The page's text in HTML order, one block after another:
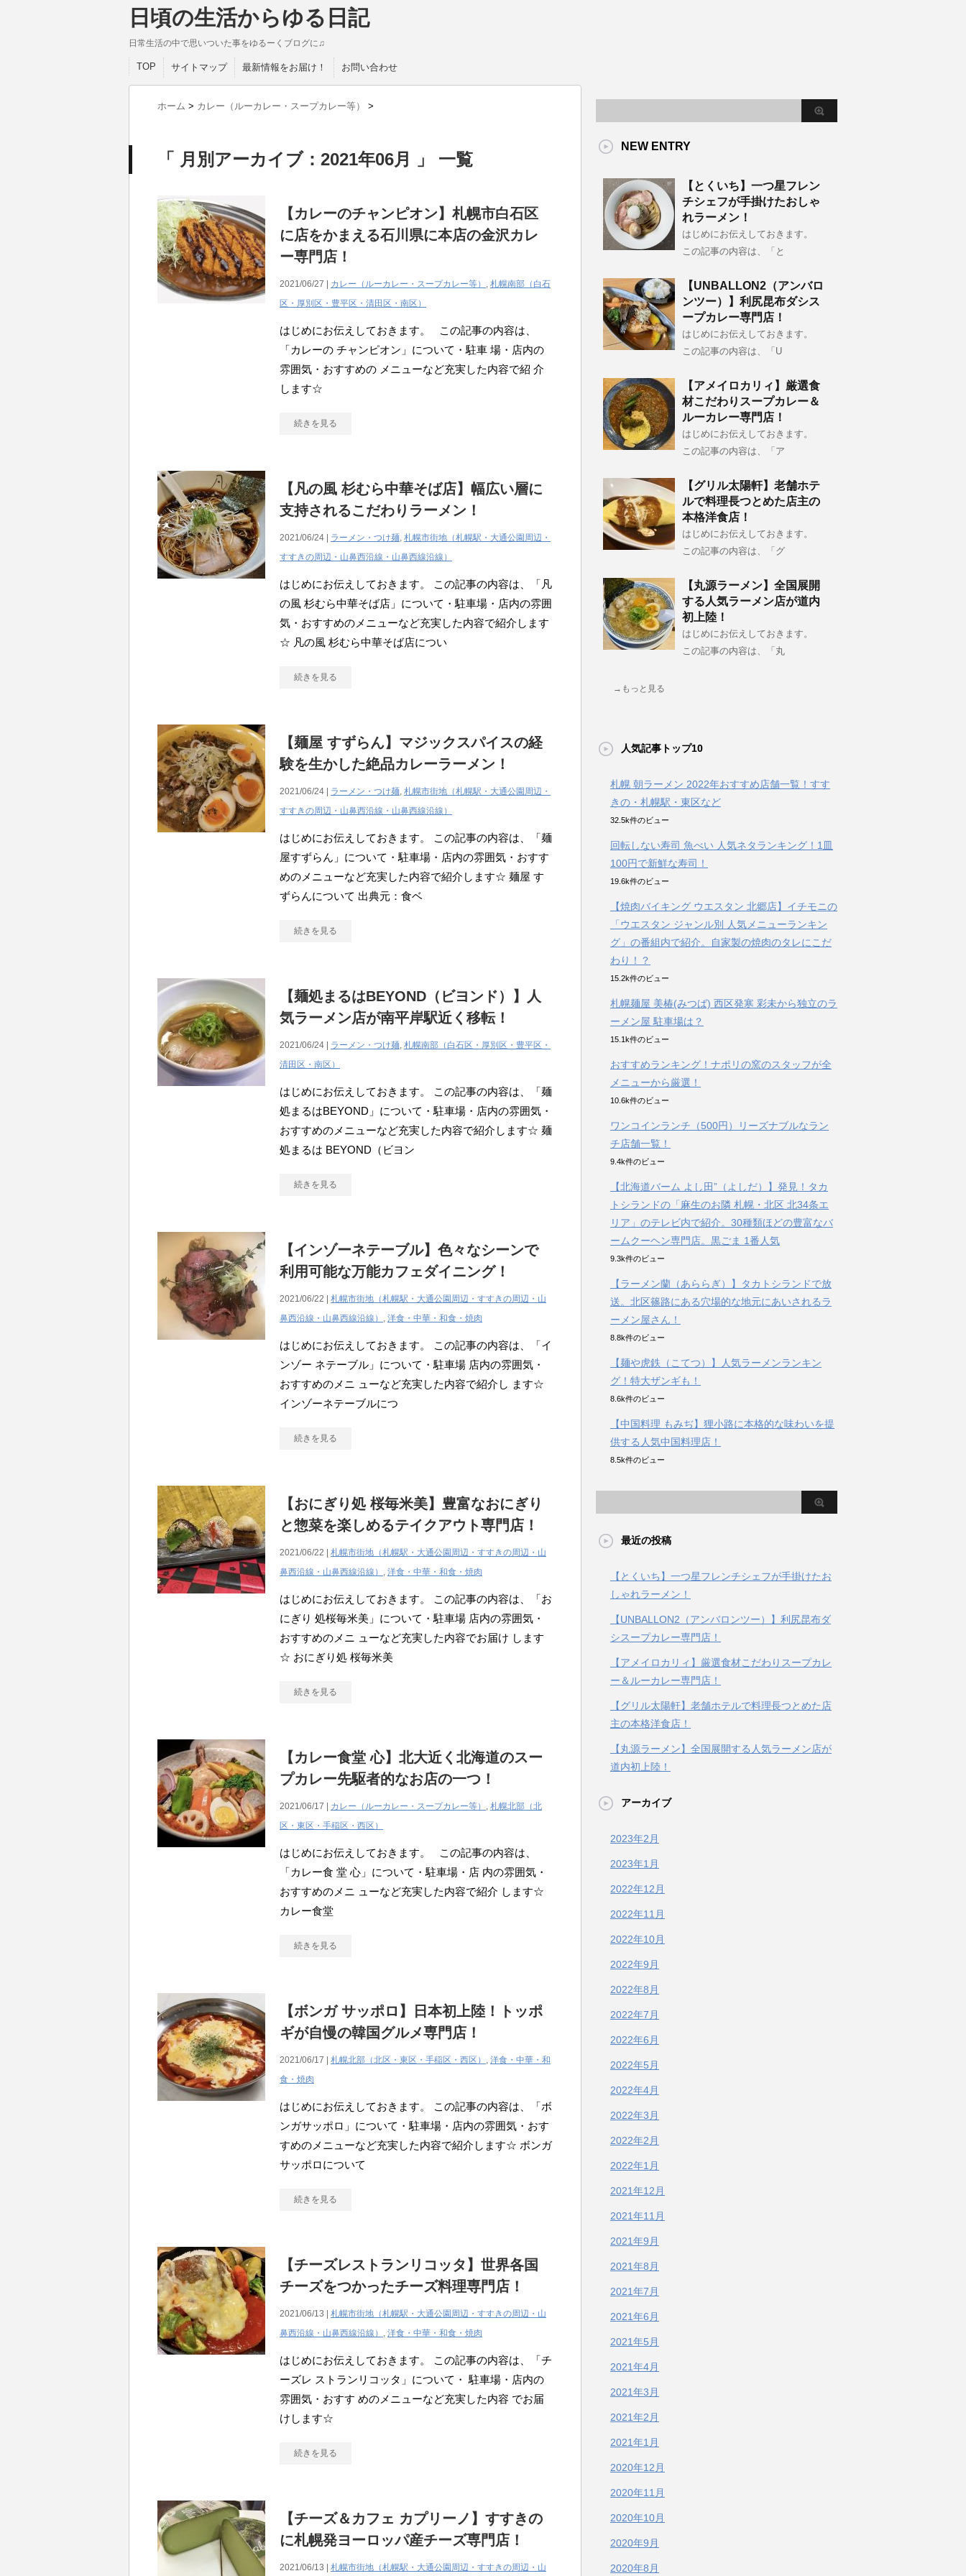
日頃の生活からゆる日記
日常生活の中で思いついた事をゆるーくブログに♫
TOP サイトマップ 最新情報をお届け！ お問い合わせ
ホーム > カレー（ルーカレー・スープカレー等） >
「 月別アーカイブ：2021年06月 」 一覧
【カレーのチャンピオン】札幌市白石区
に店をかまえる石川県に本店の金沢カレ
ー専門店！
2021/06/27 | カレー（ルーカレー・スープカレー等） , 札幌南部（白石
区・厚別区・豊平区・清田区・南区）
はじめにお伝えしておきます。 この記事の内容は、
「カレーの チャンピオン」について・駐車 場・店内の
雰囲気・おすすめの メニューなど充実した内容で紹 介
します☆
続きを見る
【凡の風 杉むら中華そば店】幅広い層に
支持されるこだわりラーメン！
2021/06/24 | ラーメン・つけ麺, 札幌市街地（札幌駅・大通公園周辺・
すすきの周辺・山鼻西沿線・山鼻西線沿線）
はじめにお伝えしておきます。 この記事の内容は、「凡
の風 杉むら中華そば店」について・駐車場・店内の雰囲
気・おすすめのメニューなど充実した内容で紹介します
☆ 凡の風 杉むら中華そば店につい
続きを見る
【麺屋 すずらん】マジックスパイスの経
験を生かした絶品カレーラーメン！
2021/06/24 | ラーメン・つけ麺, 札幌市街地（札幌駅・大通公園周辺・
すすきの周辺・山鼻西沿線・山鼻西線沿線）
はじめにお伝えしておきます。 この記事の内容は、「麺
屋すずらん」について・駐車場・店内の雰囲気・おすす
めのメニューなど充実した内容で紹介します☆ 麺屋 す
ずらんについて 出典元：食ベ
続きを見る
【麺処まるはBEYOND（ビヨンド）】人
気ラーメン店が南平岸駅近く移転！
2021/06/24 | ラーメン・つけ麺, 札幌南部（白石区・厚別区・豊平区・
清田区・南区）
はじめにお伝えしておきます。 この記事の内容は、「麺
処まるはBEYOND」について・駐車場・店内の雰囲気・
おすすめのメニューなど充実した内容で紹介します☆ 麺
処まるは BEYOND（ビヨン
続きを見る
【インゾーネテーブル】色々なシーンで
利用可能な万能カフェダイニング！
2021/06/22 | 札幌市街地（札幌駅・大通公園周辺・すすきの周辺・山
鼻西沿線・山鼻西線沿線） , 洋食・中華・和食・焼肉
はじめにお伝えしておきます。 この記事の内容は、「イ
ンゾー ネテーブル」について・駐車場 店内の雰囲気・
おすすめのメニ ューなど充実した内容で紹介し ます☆
インゾーネテーブルにつ
続きを見る
【おにぎり処 桜毎米美】豊富なおにぎり
と惣菜を楽しめるテイクアウト専門店！
2021/06/22 | 札幌市街地（札幌駅・大通公園周辺・すすきの周辺・山
鼻西沿線・山鼻西線沿線） , 洋食・中華・和食・焼肉
はじめにお伝えしておきます。 この記事の内容は、「お
にぎり 処桜毎米美」について・駐車場 店内の雰囲気・
おすすめのメニ ューなど充実した内容でお届け します
☆ おにぎり処 桜毎米美
続きを見る
【カレー食堂 心】北大近く北海道のスー
プカレー先駆者的なお店の一つ！
2021/06/17 | カレー（ルーカレー・スープカレー等） , 札幌北部（北
区・東区・手稲区・西区）
はじめにお伝えしておきます。 この記事の内容は、
「カレー食 堂 心」について・駐車場・店 内の雰囲気・
おすすめのメニ ューなど充実した内容で紹介 します☆
カレー食堂
続きを見る
【ボンガ サッポロ】日本初上陸！トッポ
ギが自慢の韓国グルメ専門店！
2021/06/17 | 札幌北部（北区・東区・手稲区・西区） , 洋食・中華・和
食・焼肉
はじめにお伝えしておきます。 この記事の内容は、「ボ
ンガサッポロ」について・駐車場・店内の雰囲気・おす
すめのメニューなど充実した内容で紹介します☆ ボンガ
サッポロについて
続きを見る
【チーズレストランリコッタ】世界各国
チーズをつかったチーズ料理専門店！
2021/06/13 | 札幌市街地（札幌駅・大通公園周辺・すすきの周辺・山
鼻西沿線・山鼻西線沿線） , 洋食・中華・和食・焼肉
はじめにお伝えしておきます。 この記事の内容は、「チ
ーズレ ストランリコッタ」について・ 駐車場・店内の
雰囲気・おすす めのメニューなど充実した内容 でお届
けします☆
続きを見る
【チーズ＆カフェ カプリーノ】すすきの
に札幌発ヨーロッパ産チーズ専門店！
2021/06/13 | 札幌市街地（札幌駅・大通公園周辺・すすきの周辺・山
NEW ENTRY
【とくいち】一つ星フレン
チシェフが手掛けたおしゃ
れラーメン！
はじめにお伝えしておきます。
この記事の内容は、「と
【UNBALLON2（アンバロ
ンツー）】利尻昆布ダシス
ープカレー専門店！
はじめにお伝えしておきます。
この記事の内容は、「U
【アメイロカリィ】厳選食
材こだわりスープカレー＆
ルーカレー専門店！
はじめにお伝えしておきます。
この記事の内容は、「ア
【グリル太陽軒】老舗ホテ
ルで料理長つとめた店主の
本格洋食店！
はじめにお伝えしておきます。
この記事の内容は、「グ
【丸源ラーメン】全国展開
する人気ラーメン店が道内
初上陸！
はじめにお伝えしておきます。
この記事の内容は、「丸
→もっと見る
人気記事トップ10
札幌 朝ラーメン 2022年おすすめ店舗一覧！すす
きの・札幌駅・東区など
32.5k件のビュー
回転しない寿司 魚べい 人気ネタランキング！1皿
100円で新鮮な寿司！
19.6k件のビュー
【焼肉バイキング ウエスタン 北郷店】イチモニの
「ウエスタン ジャンル別 人気メニューランキン
グ」の番組内で紹介。自家製の焼肉のタレにこだ
わり！？
15.2k件のビュー
札幌麺屋 美椿(みつば) 西区発寒 彩未から独立のラ
ーメン屋 駐車場は？
15.1k件のビュー
おすすめランキング！ナポリの窯のスタッフが全
メニューから厳選！
10.6k件のビュー
ワンコインランチ（500円）リーズナブルなラン
チ店舗一覧！
9.4k件のビュー
【北海道バーム よし田”（よしだ）】発見！タカ
トシランドの「麻生のお隣 札幌・北区 北34条エ
リア」のテレビ内で紹介。30種類ほどの豊富なバ
ームクーヘン専門店。黒ごま 1番人気
9.3k件のビュー
【ラーメン蘭（あららぎ）】タカトシランドで放
送。北区篠路にある穴場的な地元にあいされるラ
ーメン屋さん！
8.8k件のビュー
【麺や虎鉄（こてつ）】人気ラーメンランキン
グ！特大ザンギも！
8.6k件のビュー
【中国料理 もみぢ】狸小路に本格的な味わいを提
供する人気中国料理店！
8.5k件のビュー
最近の投稿
【とくいち】一つ星フレンチシェフが手掛けたお
しゃれラーメン！
【UNBALLON2（アンバロンツー）】利尻昆布ダ
シスープカレー専門店！
【アメイロカリィ】厳選食材こだわりスープカレ
ー＆ルーカレー専門店！
【グリル太陽軒】老舗ホテルで料理長つとめた店
主の本格洋食店！
【丸源ラーメン】全国展開する人気ラーメン店が
道内初上陸！
アーカイブ
2023年2月
2023年1月
2022年12月
2022年11月
2022年10月
2022年9月
2022年8月
2022年7月
2022年6月
2022年5月
2022年4月
2022年3月
2022年2月
2022年1月
2021年12月
2021年11月
2021年9月
2021年8月
2021年7月
2021年6月
2021年5月
2021年4月
2021年3月
2021年2月
2021年1月
2020年12月
2020年11月
2020年10月
2020年9月
2020年8月